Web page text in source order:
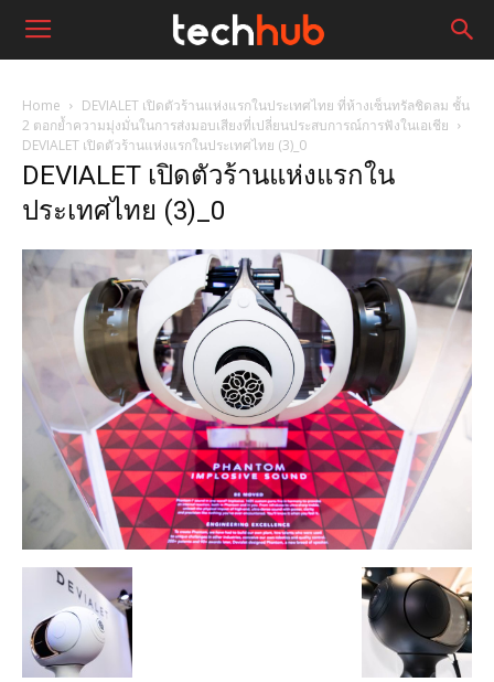
Home
DEVIALET เปิดตัวร้านแห่งแรกในประเทศไทย ที่ห้างเซ็นทรัลชิดลม ชั้น
2 ตอกย้ำความมุ่งมั่นในการส่งมอบเสียงที่เปลี่ยนประสบการณ์การฟังในเอเชีย
DEVIALET เปิดตัวร้านแห่งแรกในประเทศไทย (3)_0
DEVIALET เปิดตัวร้านแห่งแรกใน
ประเทศไทย (3)_0